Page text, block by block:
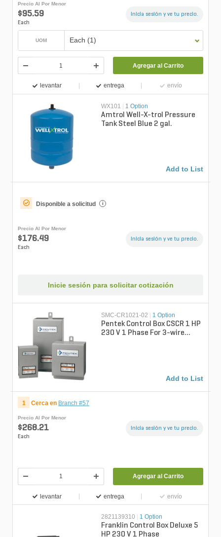
Precio Al Por Menor
$95.59
Each
Inicia sesión y ve tu precio.
UOM Each (1)
Agregar al Carrito
levantar entrega envío
WX101 | 1 Option
Amtrol Well-X-trol Pressure
Tank Steel Blue 2 gal.
Add to List
Disponible a solicitud i
Precio Al Por Menor
$176.49
Each
Inicia sesión y ve tu precio.
Inicie sesión para solicitar cotización
SMC-CR1021-02 1 Option
Pentek Control Box CSCR 1 HP
230 V 1 Phase For 3-wire
Add to List
1 Cerca en Branch #57
Precio Al Por Menor
$268.21
Each
Inicia sesión y ve tu precio.
Agregar al Carrito
levantar entrega envío
2821139310 1 Option
Franklin Control Box Deluxe 5
HP 230 V 1 Phase